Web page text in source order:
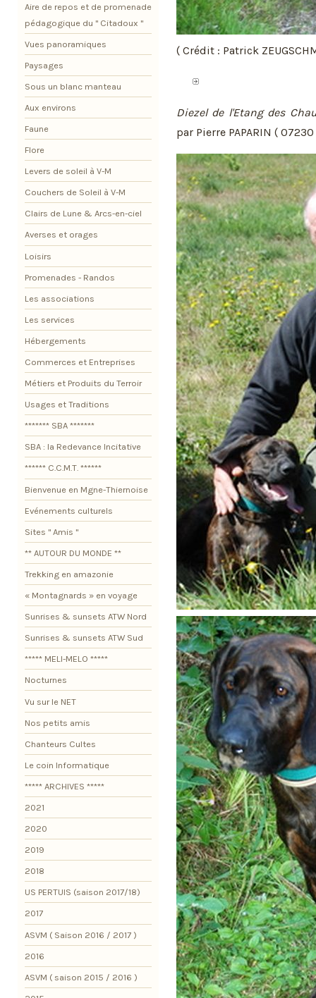
( Crédit : Patrick
Diezel de l'Etang des
par Pierre PAPARIN ( 07230
Aire de repos et de promenade
pédagogique du " Citadoux "
Vues panoramiques
Paysages
Sous un blanc manteau
Aux environs
Faune
Flore
Levers de soleil à V-M
Couchers de Soleil à V-M
Clairs de Lune & Arcs-en-ciel
Averses et orages
Loisirs
Promenades - Randos
Les associations
Les services
Hébergements
Commerces et Entreprises
Métiers et Produits du Terroir
Usages et Traditions
******* SBA *******
SBA : la Redevance Incitative
****** C.C.M.T. ******
Bienvenue en Mgne-Thiernoise
Evénements culturels
Sites " Amis "
** AUTOUR DU MONDE **
Trekking en amazonie
« Montagnards » en voyage
Sunrises & sunsets ATW Nord
Sunrises & sunsets ATW Sud
***** MELI-MELO *****
Nocturnes
Vu sur le NET
Nos petits amis
Chanteurs Cultes
Le coin Informatique
***** ARCHIVES *****
2021
2020
2019
2018
US PERTUIS (saison 2017/18)
2017
ASVM ( Saison 2016 / 2017 )
2016
ASVM ( saison 2015 / 2016 )